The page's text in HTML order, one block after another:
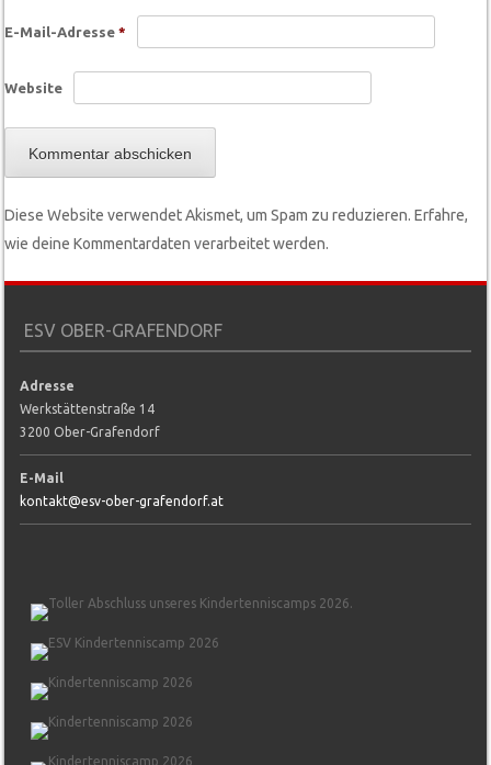
E-Mail-Adresse*
Website
Diese Website verwendet Akismet, um Spam zu reduzieren.Erfahre,
wie deine Kommentardaten verarbeitet werden.
ESV OBER-GRAFENDORF
Adresse
Werkstättenstraße 14
3200 Ober-Grafendorf
E-Mail
kontakt@esv-ober-grafendorf.at